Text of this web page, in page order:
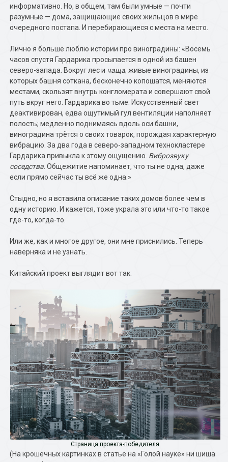
информативно. Но, в общем, там были умные — почти
разумные — дома, защищающие своих жильцов в мире
очередного постапа. И перебирающиеся с места на место.
Лично я больше люблю истории про виноградины: «Восемь
часов спустя Гардарика просыпается в одной из башен
северо-запада. Вокруг лес и чаща; живые виноградины, из
которых башня соткана, бесконечно копошатся, меняются
местами, скользят внутрь конгломерата и совершают свой
путь вкруг него. Гардарика во тьме. Искусственный свет
деактивирован, едва ощутимый гул вентиляции наполняет
полость; медленно поднимаясь вдоль оси башни,
виноградина трётся о своих товарок, порождая характерную
вибрацию. За два года в северо-западном технокластере
Гардарика привыкла к этому ощущению. Виброзвуку
соседства . Общежитие напоминает, что ты не одна, даже
если прямо сейчас ты всё же одна.»
Стыдно, но я вставила описание таких домов более чем в
одну историю. И кажется, тоже украла это или что-то такое
где-то, когда-то.
Или же, как и многое другое, они мне приснились. Теперь
наверняка и не узнать.
Китайский проект выглядит вот так:
Страница проекта-победителя
(На крошечных картинках в статье на «Голой науке» ни шиша